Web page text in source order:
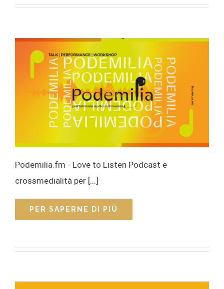
Podemilia.fm - Love to Listen Podcast e
crossmedialità per [...]
PER SAPERNE DI PIÙ